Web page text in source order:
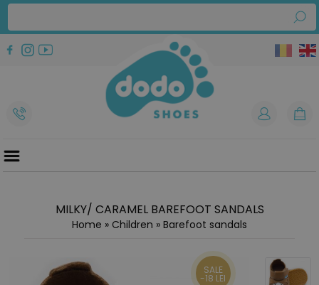
MILKY/ CARAMEL BAREFOOT SANDALS
Home » Children » Barefoot sandals
SALE
-18 LEI